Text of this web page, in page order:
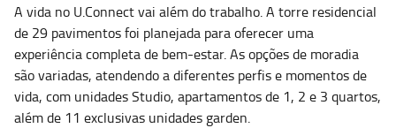
A vida no U.Connect vai além do trabalho. A torre residencial
de 29 pavimentos foi planejada para oferecer uma
experiência completa de bem-estar. As opções de moradia
são variadas, atendendo a diferentes perfis e momentos de
vida, com unidades Studio, apartamentos de 1, 2 e 3 quartos,
além de 11 exclusivas unidades garden.